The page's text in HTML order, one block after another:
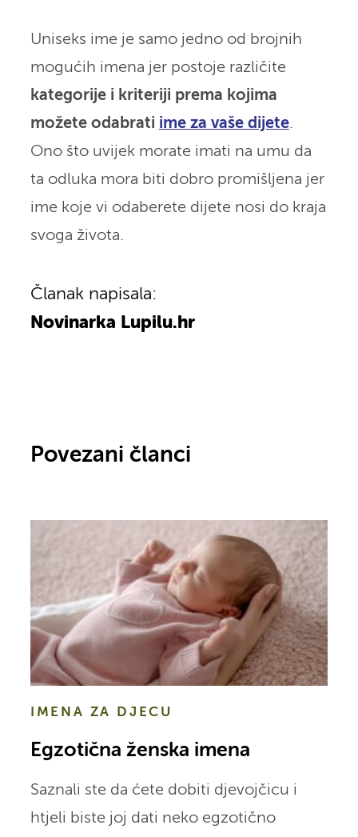
Uniseks ime je samo jedno od brojnih
mogućih imena jer postoje različite
kategorije i kriteriji prema kojima
možete odabrati ime za vaše dijete.
Ono što uvijek morate imati na umu da
ta odluka mora biti dobro promišljena jer
ime koje vi odaberete dijete nosi do kraja
svoga života.
Članak napisala:
Novinarka Lupilu.hr
Povezani članci
IMENA ZA DJECU
Egzotična ženska imena
Saznali ste da ćete dobiti djevojčicu i
htjeli biste joj dati neko egzotično